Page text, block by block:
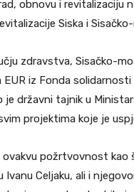
obnovu i revitalizaciju
Siska i
zdravstva, Sisačko-
EUR iz Fonda
je državni tajnik u
projektima koje je
ovakvu požrtvovnost
Ivanu Celjaku, ali i